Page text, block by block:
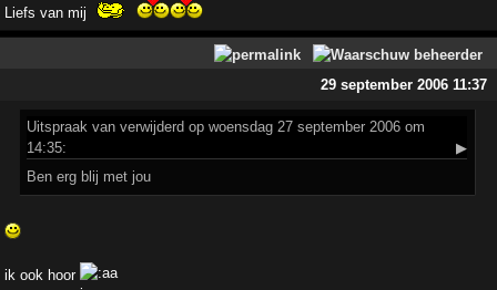
Liefs van mij
29 september 2006 11:37
Uitspraak van verwijderd op woensdag 27 september 2006 om
14:35:
▶
Ben erg blij met jou
ik ook hoor